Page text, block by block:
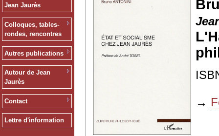
Jean Jaurès
Colloques, tables-
rondes, rencontres
Autres publications
Autour de Jean
Jaurès
Contact
Lettre d'information
→